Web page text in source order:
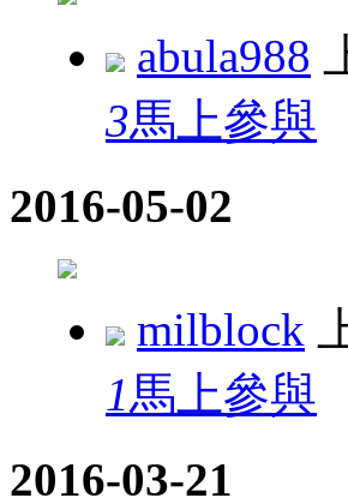
abula988
3馬上參與
2016-05-02
milblock
1馬上參與
2016-03-21